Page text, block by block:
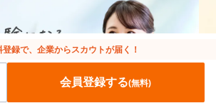
登録で、企業からスカウトが届く！
会員登録する(無料)